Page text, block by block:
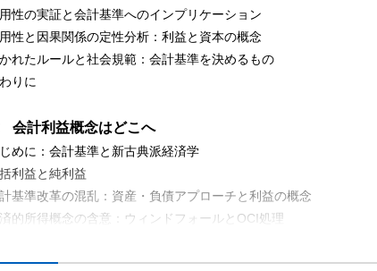
性の実証と会計基準へのインプリケーション
性と因果関係の定性分析：利益と資本の概念
れたルールと社会規範：会計基準を決めるもの
りに
会計利益概念はどこへ
めに：会計基準と新古典派経済学
利益と純利益
基準改革の混乱：資産・負債アプローチと利益の概念
的所得概念の含意：ウィンドフォールとOCI処理